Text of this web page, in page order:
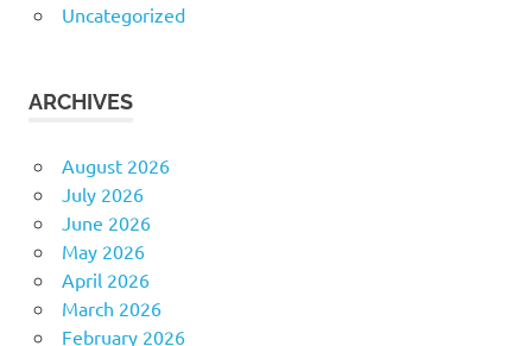
Uncategorized
ARCHIVES
August 2026
July 2026
June 2026
May 2026
April 2026
March 2026
February 2026